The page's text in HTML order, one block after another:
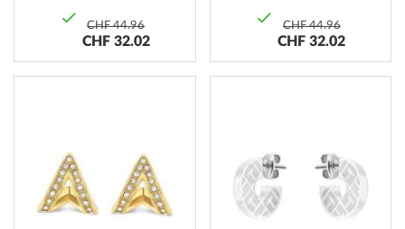
CHF 44.96
CHF 32.02
CHF 44.96
CHF 32.02
LIST LIST